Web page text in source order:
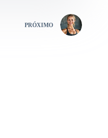
PRÓXIMO